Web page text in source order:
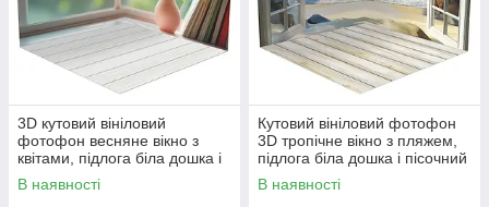
3D кутовий вініловий
фотофон весняне вікно з
квітами, підлога біла дошка і
камінь, 50×50 см, №58638
В наявності
Кутовий вініловий фотофон
3D тропічне вікно з пляжем,
підлога біла дошка і пісочний
камінь, 50×50 см, №58660
В наявності